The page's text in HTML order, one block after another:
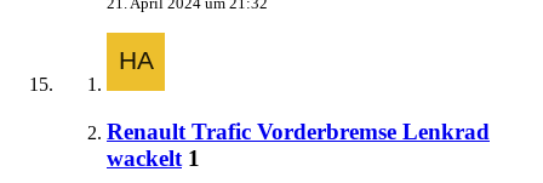
Renault Trafic Vorderbremse Lenkrad
wackelt 1